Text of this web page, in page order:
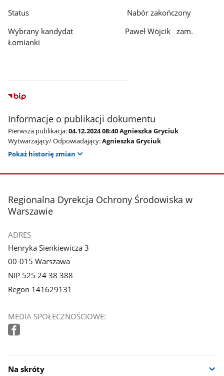
Status Nabór zakończony
Wybrany kandydat Paweł Wójcik zam.
Łomianki
Informacje o publikacji dokumentu
Pierwsza publikacja:04.12.2024 08:40 Agnieszka Gryciuk
Wytwarzający/ Odpowiadający:Agnieszka Gryciuk
Pokaż historię zmian
stopka
Regionalna Dyrekcja Ochrony Środowiska w
Warszawie
ADRES
Henryka Sienkiewicza 3
00-015 Warszawa
NIP 525 24 38 388
Regon 141629131
MEDIA SPOŁECZNOŚCIOWE:
Na skróty